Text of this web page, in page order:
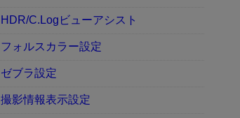
HDR/C.Logビューアシスト
フォルスカラー設定
ゼブラ設定
撮影情報表示設定